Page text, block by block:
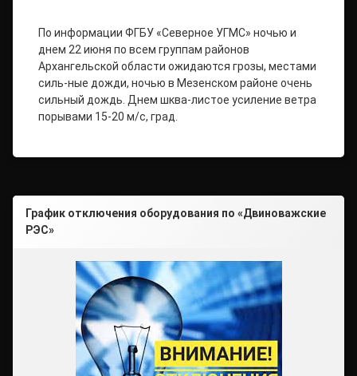
По информации ФГБУ «Северное УГМС» ночью и
днем 22 июня по всем группам районов
Архангельской области ожидаются грозы, местами
силь-ные дожди, ночью в Мезенском районе очень
сильный дождь. Днем шква-листое усиление ветра
порывами 15-20 м/с, град.
График отключения оборудования по «Двиноважские
РЭС»